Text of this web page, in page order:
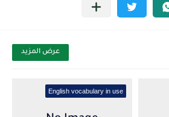
عرض المزيد
English vocabulary in use